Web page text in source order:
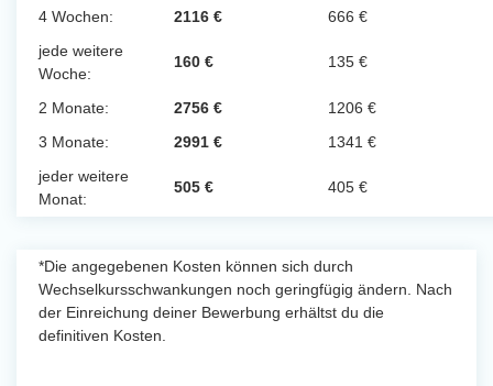
4 Wochen:
2116 €
666 €
jede weitere
Woche:
160 € 135 €
2 Monate: 2756 €
1206 €
3 Monate:
2991 €
1341 €
jeder weitere
Monat:
505 € 405 €
*Die angegebenen Kosten können sich durch
Wechselkursschwankungen noch geringfügig ändern. Nach
der Einreichung deiner Bewerbung erhältst du die
definitiven Kosten.